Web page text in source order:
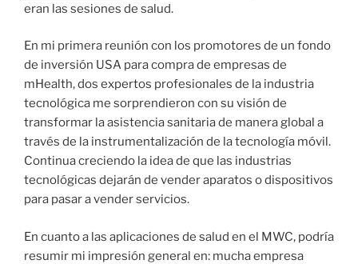
eran las sesiones de salud.
En mi primera reunión con los promotores de un fondo
de inversión USA para compra de empresas de
mHealth, dos expertos profesionales de la industria
tecnológica me sorprendieron con su visión de
transformar la asistencia sanitaria de manera global a
través de la instrumentalización de la tecnología móvil.
Continua creciendo la idea de que las industrias
tecnológicas dejarán de vender aparatos o dispositivos
para pasar a vender servicios.
En cuanto a las aplicaciones de salud en el MWC, podría
resumir mi impresión general en: mucha empresa